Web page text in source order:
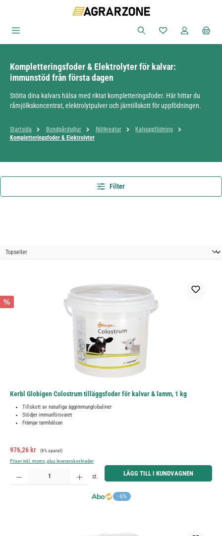
Du har 0 objekt i
Kompletteringsfoder & Elektrolyter för kalvar:
immunstöd från första dagen
Stötta dina kalvars hälsa med riktat kompletteringsfoder. Här hittar du
råmjölkskoncentrat, elektrolytpulver och järntillskott för uppfödningen.
Startsida Bondgårdsdjur Nötkreatur
Kalvuppfödning
Kompletteringsfoder & Elektrolyter
Filter
%
Kerbl Globigen Colostrum tilläggsfoder för kalvar & lamm, 1 kg
Tillskott av naturliga äggimmunglobuliner
Stödjer immunförsvaret
Främjar tarmhälsan
Försäljningspris:
976,26 kr Ordinarie pris:
(6% sparat)
Priser inkl. moms, plus leveranskostnader
−6%
Produktkvantitet: Ange önskat belopp eller använd knapparna för att öka eller minska kvantiteten.
st. LÄGG TILL I KUNDVAGNEN